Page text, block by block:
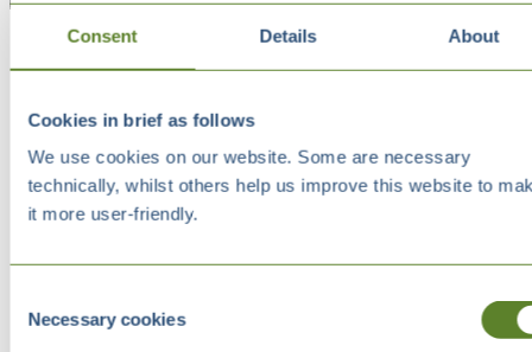
Consent Details About
Cookies in brief as follows
We use cookies on our website. Some are necessary
technically, whilst others help us improve this website to
it more user-friendly.
Selection
Necessary cookies
Internet of Packs